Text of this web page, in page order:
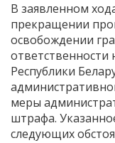
В заявленном
прекращении
освобождении
ответственности
Республики
меры
штрафа.
следующих